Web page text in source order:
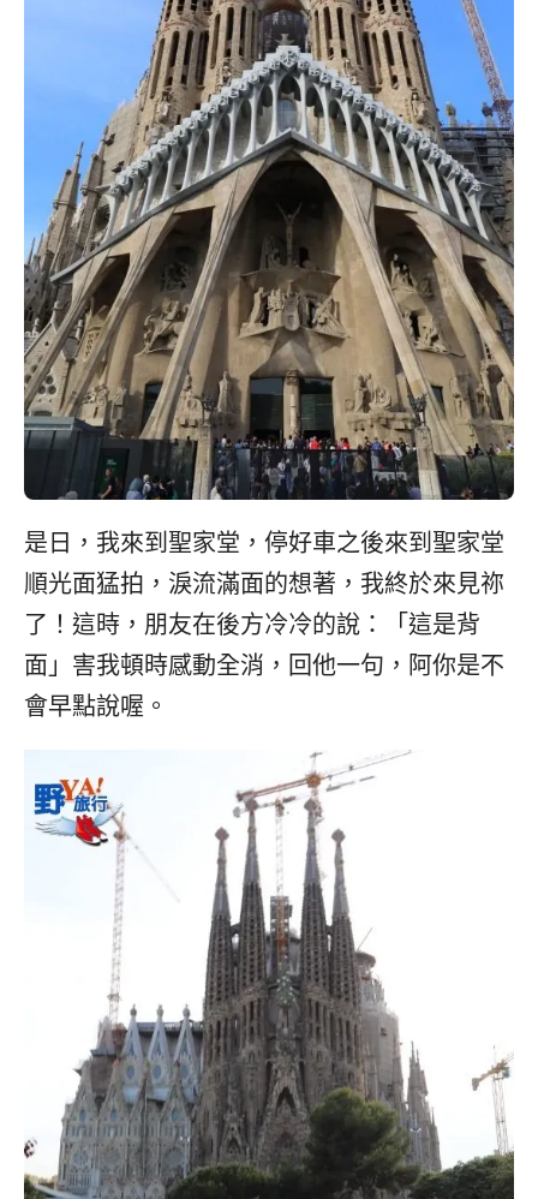
是日，我來到聖家堂，停好車之後來到聖家堂
順光面猛拍，淚流滿面的想著，我終於來見祢
了！這時，朋友在後方冷冷的說：「這是背
面」害我頓時感動全消，回他一句，阿你是不
會早點說喔。